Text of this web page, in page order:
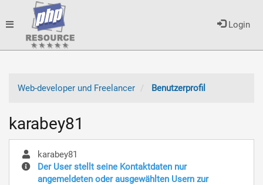
Login
Toggle
Web-developer und Freelancer
Benutzerprofil
karabey81
karabey81
Der User stellt seine Kontaktdaten nur
angemeldeten oder ausgewählten Usern zur